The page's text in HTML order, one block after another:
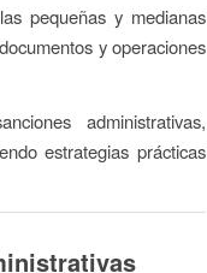
pequeñas y medianas
y operaciones
administrativas,
estrategias prácticas